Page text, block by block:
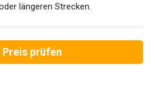
längeren Strecken.
Preis prüfen